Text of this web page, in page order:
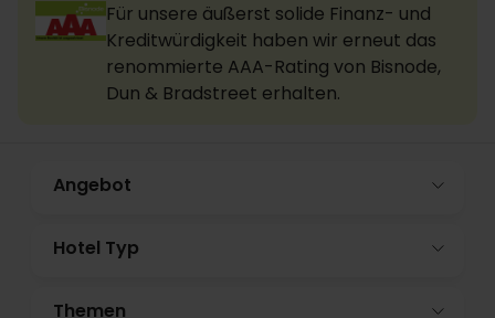
Für unsere äußerst solide Finanz- und
Kreditwürdigkeit haben wir erneut das
renommierte AAA-Rating von Bisnode,
Dun & Bradstreet erhalten.
Angebot
Hotel Typ
Themen